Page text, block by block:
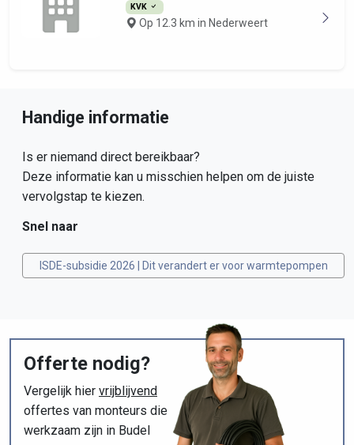
KVK
Op 12.3 km in Nederweert
Handige informatie
Is er niemand direct bereikbaar?
Deze informatie kan u misschien helpen om de juiste
vervolgstap te kiezen.
Snel naar
ISDE-subsidie 2026 | Dit verandert er voor warmtepompen
Offerte nodig?
Vergelijk hier vrijblijvend
offertes van monteurs die
werkzaam zijn in Budel